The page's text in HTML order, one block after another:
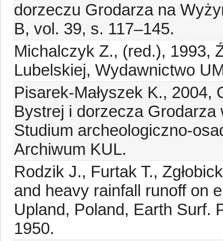
dorzeczu Grodarza na
B, vol. 39, s. 117–145.
Michalczyk Z., (red.), 1993,
Lubelskiej, Wydawnictwo
Pisarek-Małyszek K.,
Bystrej i dorzecza
Studium archeologiczno-
Archiwum KUL.
Rodzik J., Furtak T.,
and heavy rainfall runoff on
Upland, Poland, Earth Surf.
1950.